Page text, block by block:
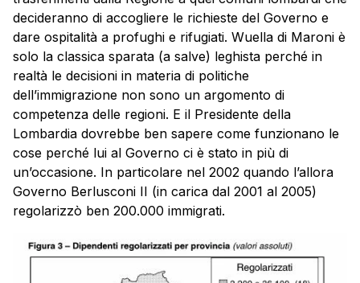
decideranno di accogliere le richieste del Governo e
dare ospitalità a profughi e rifugiati. Wuella di Maroni è
solo la classica sparata (a salve) leghista perché in
realtà le decisioni in materia di politiche
dell’immigrazione non sono un argomento di
competenza delle regioni. E il Presidente della
Lombardia dovrebbe ben sapere come funzionano le
cose perché lui al Governo ci è stato in più di
un’occasione. In particolare nel 2002 quando l’allora
Governo Berlusconi II (in carica dal 2001 al 2005)
regolarizzò ben 200.000 immigrati.